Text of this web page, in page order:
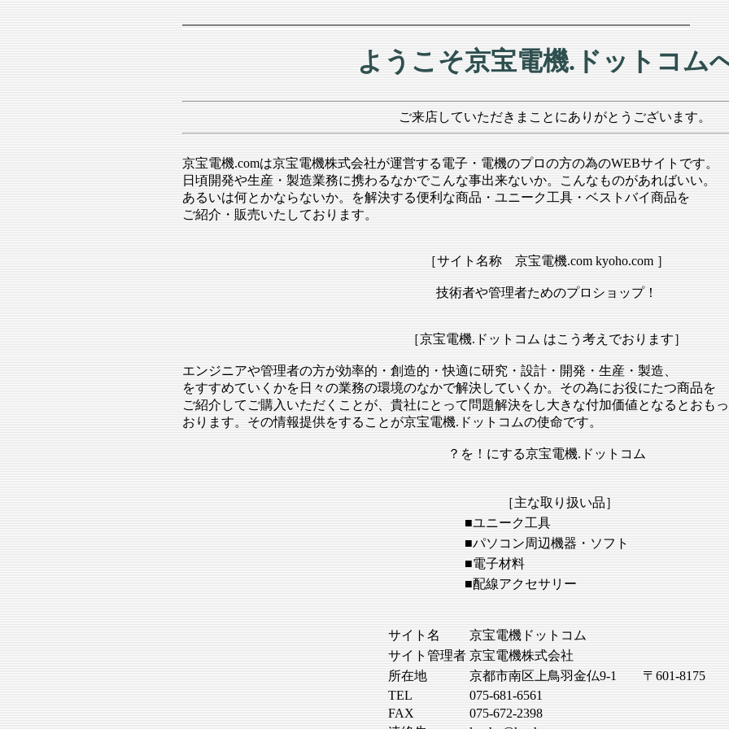
ようこそ京宝電機.ドットコム
ご来店していただきまことにありがとうございます。
京宝電機.comは京宝電機株式会社が運営する電子・電機のプロの方の為のWEBサイトです。
日頃開発や生産・製造業務に携わるなかでこんな事出来ないか。こんなものがあればいい。
あるいは何とかならないか。を解決する便利な商品・ユニーク工具・ベストバイ商品を
ご紹介・販売いたしております。
［サイト名称 京宝電機.com kyoho.com ］
技術者や管理者ためのプロショップ！
［京宝電機.ドットコム はこう考えでおります］
エンジニアや管理者の方が効率的・創造的・快適に研究・設計・開発・生産・製造、
をすすめていくかを日々の業務の環境のなかで解決していくか。その為にお役にたつ商品を
ご紹介してご購入いただくことが、貴社にとって問題解決をし大きな付加価値となるとおも
おります。その情報提供をすることが京宝電機.ドットコムの使命です。
？を！にする京宝電機.ドットコム
［主な取り扱い品］
■ユニーク工具
■パソコン周辺機器・ソフト
■電子材料
■配線アクセサリー
サイト名
京宝電機ドットコム
サイト管理者 京宝電機株式会社
所在地
京都市南区上鳥羽金仏9-1 〒601-8175
TEL
075-681-6561
FAX
075-672-2398